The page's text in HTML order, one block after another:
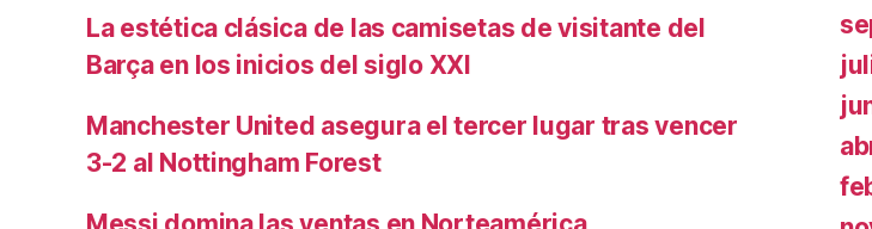
La estética clásica de las camisetas de visitante del
Barça en los inicios del siglo XXI
Manchester United asegura el tercer lugar tras vencer
3-2 al Nottingham Forest